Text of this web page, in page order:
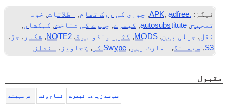
ٹیگز: .APK
, adfree
, چوری کی روک تھام, اطلاقات, خود
تصحیح,
autosubstitute
, کیمرے, چہرے کی شناخت, کہکشاں,
نقل, جیلی بین,
MODS
, کثیر ونڈو موڈ,
NOTE2
, شکار , جڑ ,
S3
, سیمسنگ, سمارٹ رہو ,Swype کی , تجاویز , انداز
مقبول
اس مہینے تمام وقت سب سے زیادہ تبصرے